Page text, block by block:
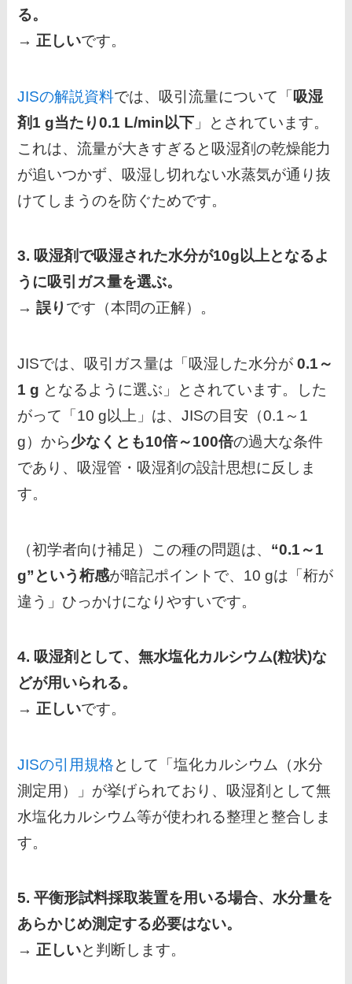
る。
→ 正しいです。
JISの解説資料では、吸引流量について「 吸湿
剤1 g当たり0.1 L/min以下 」とされています。
これは、流量が大きすぎると吸湿剤の乾燥能力
が追いつかず、吸湿し切れない水蒸気が通り抜
けてしまうのを防ぐためです。
3. 吸湿剤で吸湿された水分が10g以上となるよ
うに吸引ガス量を選ぶ。
→誤り です（本問の正解）。
JISでは、吸引ガス量は「吸湿した水分が0.1～
1 g となるように選ぶ」とされています。した
がって「10 g以上」は、JISの目安（0.1～1
g）から少なくとも10倍～100倍の過大な条件
であり、吸湿管・吸湿剤の設計思想に反しま
す。
（初学者向け補足）この種の問題は、 “0.1～1
g”という桁感が暗記ポイントで、10 gは「桁が
違う」ひっかけになりやすいです。
4. 吸湿剤として、無水塩化カルシウム(粒状)な
どが用いられる。
→ 正しいです。
JISの引用規格として「塩化カルシウム（水分
測定用）」が挙げられており、吸湿剤として無
水塩化カルシウム等が使われる整理と整合しま
す。
5. 平衡形試料採取装置を用いる場合、水分量を
あらかじめ測定する必要はない。
→正しいと判断します。